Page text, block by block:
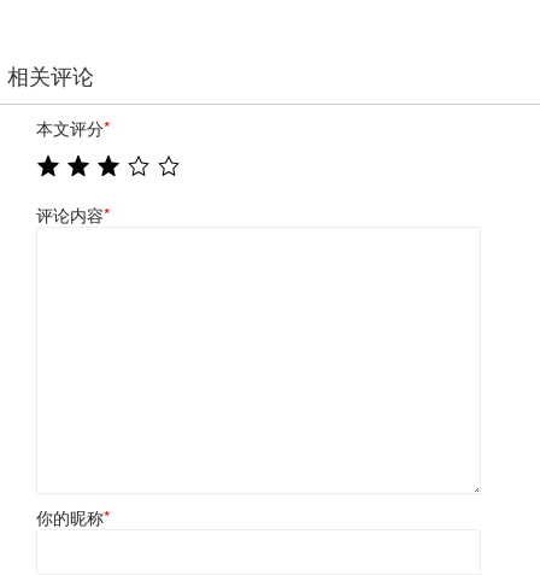
相关评论
本文评分*
评论内容*
你的昵称*